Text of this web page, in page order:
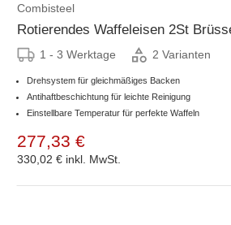
Combisteel
Rotierendes Waffeleisen 2St
1 - 3 Werktage 2 Varianten
Drehsystem für gleichmäßiges Backen
Antihaftbeschichtung für leichte Reinigung
Einstellbare Temperatur für perfekte Waffeln
277,33 €
330,02 € inkl. MwSt.